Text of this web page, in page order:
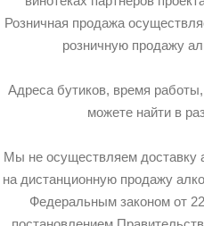
Розничная продажа
розничную продажу
Адреса бутиков, время
можете найти в
Мы не осуществляем доставку
на дистанционную продажу
Федеральным законом от